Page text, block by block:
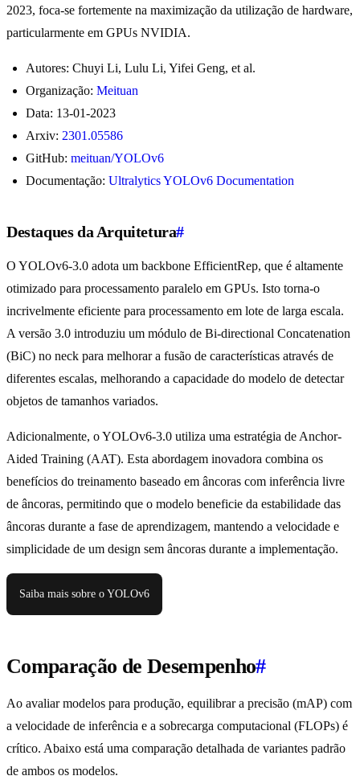
2023, foca-se fortemente na maximização da utilização de hardware,
particularmente em GPUs NVIDIA.
Autores: Chuyi Li, Lulu Li, Yifei Geng, et al.
Organização: Meituan
Data: 13-01-2023
Arxiv: 2301.05586
GitHub: meituan/YOLOv6
Documentação: Ultralytics YOLOv6 Documentation
Destaques da Arquitetura#
O YOLOv6-3.0 adota um backbone EfficientRep, que é altamente
otimizado para processamento paralelo em GPUs. Isto torna-o
incrivelmente eficiente para processamento em lote de larga escala.
A versão 3.0 introduziu um módulo de Bi-directional Concatenation
(BiC) no neck para melhorar a fusão de características através de
diferentes escalas, melhorando a capacidade do modelo de detectar
objetos de tamanhos variados.
Adicionalmente, o YOLOv6-3.0 utiliza uma estratégia de Anchor-
Aided Training (AAT). Esta abordagem inovadora combina os
benefícios do treinamento baseado em âncoras com inferência livre
de âncoras, permitindo que o modelo beneficie da estabilidade das
âncoras durante a fase de aprendizagem, mantendo a velocidade e
simplicidade de um design sem âncoras durante a implementação.
Saiba mais sobre o YOLOv6
Comparação de Desempenho#
Ao avaliar modelos para produção, equilibrar a precisão (mAP) com
a velocidade de inferência e a sobrecarga computacional (FLOPs) é
crítico. Abaixo está uma comparação detalhada de variantes padrão
de ambos os modelos.